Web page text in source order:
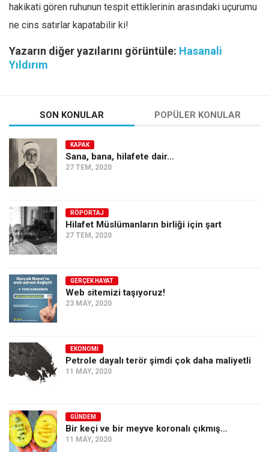
hakikati gören ruhunun tespit ettiklerinin arasındaki uçurumu
ne cins satırlar kapatabilir ki!
Yazarın diğer yazılarını görüntüle: Hasanali
Yıldırım
SON KONULAR POPÜLER KONULAR
KAPAK
Sana, bana, hilafete dair…
27 TEM, 2020
RÖPORTAJ
Hilafet Müslümanların birliği için şart
27 TEM, 2020
GERÇEK HAYAT
Web sitemizi taşıyoruz!
23 MAY, 2020
EKONOMI
Petrole dayalı terör şimdi çok daha maliyetli
11 MAY, 2020
GÜNDEM
Bir keçi ve bir meyve koronalı çıkmış…
11 MAY, 2020